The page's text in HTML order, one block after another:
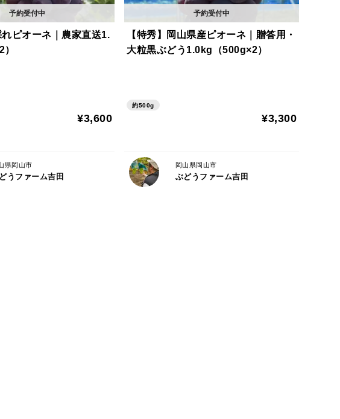
応えがあります。
穫し、収穫したぶどうはその日のうちに発送いたします。
形やサイズに多少個体差があります。
発送はできません。ご了承ください。
れピオーネ｜農家直送1.
¥3,600
県岡山市
うファーム吉田
【特秀】岡山県産ピオーネ｜贈答用・
大粒黒ぶどう1.0kg（500g×2）
約500g
¥3,300
岡山県岡山市
ぶどうファーム吉田